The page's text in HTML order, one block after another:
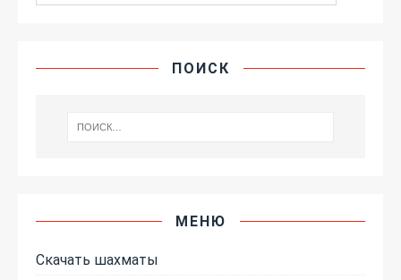
ПОИСК
МЕНЮ
Скачать шахматы